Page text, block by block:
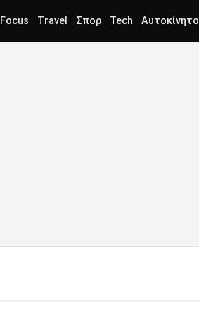
Focus Travel Σπορ Tech Αυτοκίνητο